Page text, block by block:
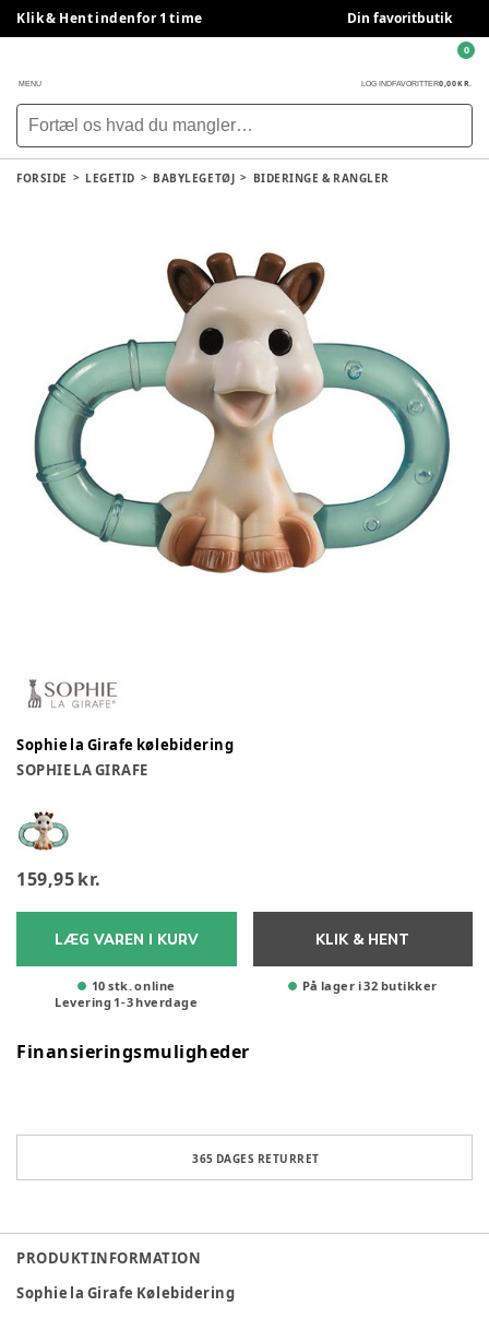
Klik & Hent indenfor 1 time Din favoritbutik
MENU LOG INDFAVORITTER0,00 KR.
0
FORSIDE LEGETID BABYLEGETØJ BIDERINGE & RANGLER
Sophie la Girafe kølebidering
SOPHIE LA GIRAFE
159,95 kr.
LÆG VAREN I KURV
10 stk. online
Levering 1-3hverdage
KLIK & HENT
På lager i 32 butikker
Finansieringsmuligheder
365 DAGES RETURRET
PRODUKTINFORMATION
Sophie la Girafe Kølebidering